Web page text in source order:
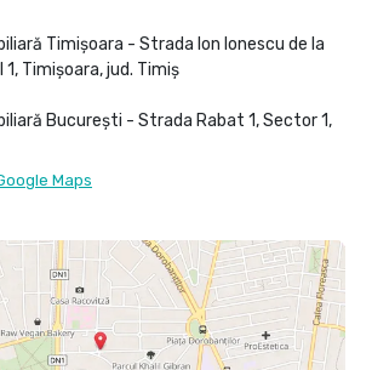
Timișoara - Strada Ion Ionescu de la
1, Timișoara, jud. Timiș
București - Strada Rabat 1, Sector 1,
Maps